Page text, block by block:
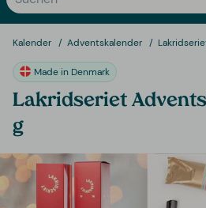
Kalender Adventskalender
Made in Denmark
Lakridseriet
g